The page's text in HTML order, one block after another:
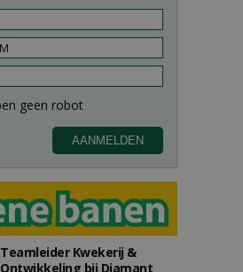
Teamleider Kwekerij &
Ontwikkeling bij Diamant